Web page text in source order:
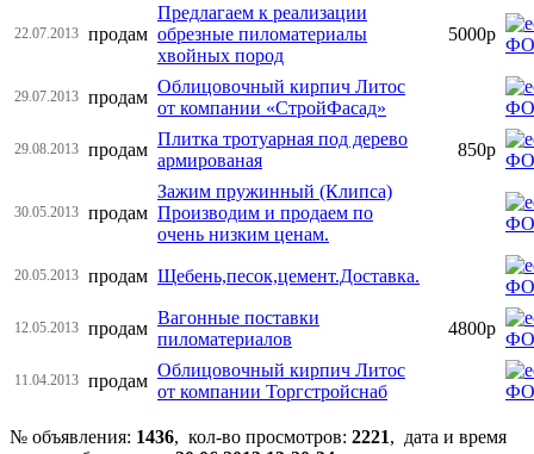
22.07.2013 продам
Предлагаем к реализации
обрезные пиломатериалы
хвойных пород
5000р
29.07.2013 продам
Облицовочный кирпич Литос
от компании «СтройФасад»
29.08.2013 продам
Плитка тротуарная под дерево
армированая
850р
30.05.2013 продам
Зажим пружинный (Клипса)
Производим и продаем по
очень низким ценам.
20.05.2013 продам Щебень,песок,цемент.Доставка.
12.05.2013 продам
Вагонные поставки
пиломатериалов
4800р
11.04.2013 продам
Облицовочный кирпич Литос
от компании Торгстройснаб
№ объявления: 1436, кол-во просмотров: 2221, дата и время